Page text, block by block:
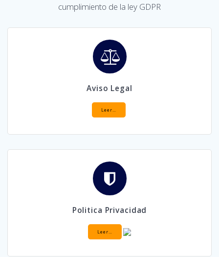
cumplimiento de la ley GDPR
Aviso Legal
Leer…
Politica Privacidad
Leer…